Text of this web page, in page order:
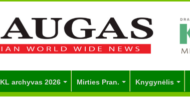
KL archyvas 2026 Mirties Pran. Knygynėlis